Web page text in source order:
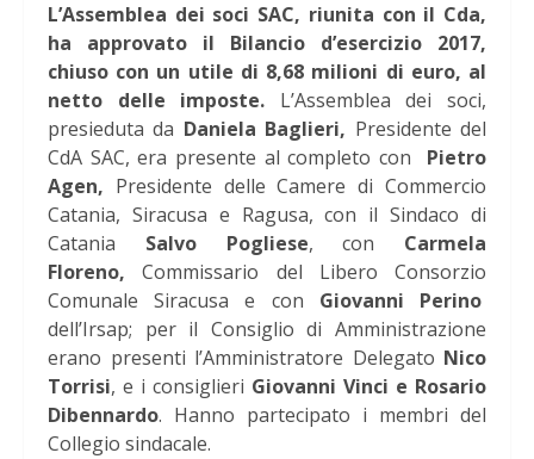
L’Assemblea dei soci SAC, riunita con il Cda,
ha approvato il Bilancio d’esercizio 2017,
chiuso con un utile di 8,68 milioni di euro, al
netto delle imposte.
L’Assemblea dei soci,
presieduta da Daniela Baglieri, Presidente del
CdA SAC, era presente al completo con
Pietro
Agen, Presidente delle Camere di Commercio
Catania, Siracusa e Ragusa, con il Sindaco di
Catania Salvo Pogliese, con Carmela
Floreno,Commissario del Libero Consorzio
Comunale Siracusa e con Giovanni Perino
dell’Irsap; per il Consiglio di Amministrazione
erano presenti l’Amministratore Delegato Nico
Torrisi, e i consiglieri Giovanni Vinci e Rosario
Dibennardo. Hanno partecipato i membri del
Collegio sindacale.